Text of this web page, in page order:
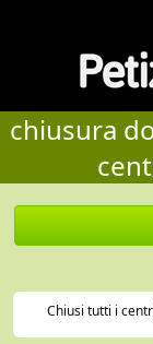
chiusura
Chiusi tutti i